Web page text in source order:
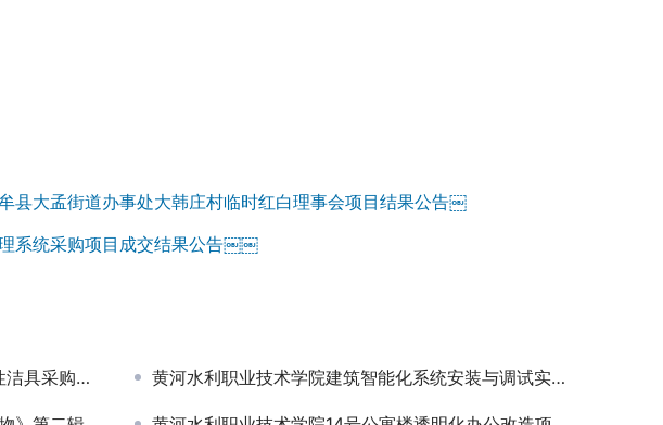
县大孟街道办事处大韩庄村临时红白理事会项目结果公告￼
系统采购项目成交结果公告￼￼
性谈判公告 黄河水利职业技术学院建筑智能化系统安装与调试实训平台建设项目单一来源采购公告￼